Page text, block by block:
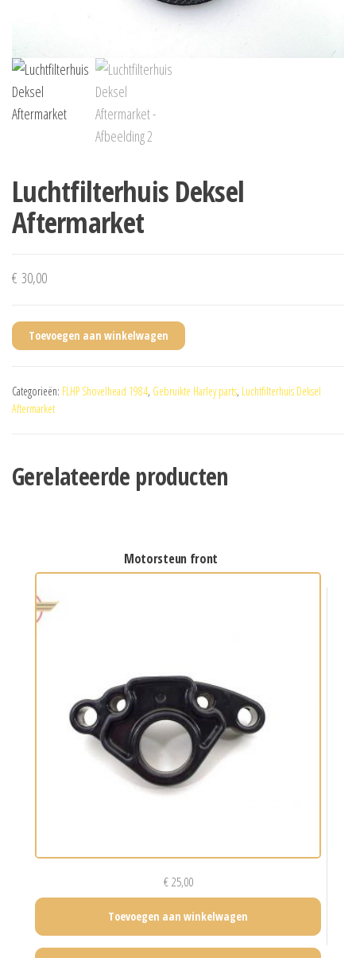
Luchtfilterhuis Deksel
Aftermarket
€ 30,00
Toevoegen aan winkelwagen
Categorieën: FLHP Shovelhead 1984, Gebruikte Harley parts, Luchtfilterhuis Deksel
Aftermarket
Gerelateerde producten
motorsteun front
€25,00
Toevoegen aan winkelwagen